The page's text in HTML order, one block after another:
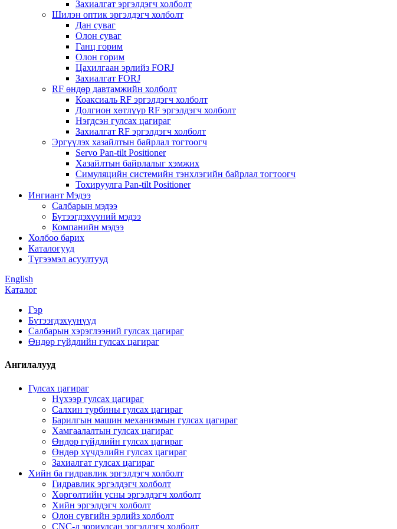
Захиалгат эргэлдэгч холболт
Шилэн оптик эргэлдэгч холболт
Дан суваг
Олон суваг
Ганц горим
Олон горим
Цахилгаан эрлийз FORJ
Захиалгат FORJ
RF өндөр давтамжийн холболт
Коаксиаль RF эргэлдэгч холболт
Долгион хөтлүүр RF эргэлдэгч холболт
Нэгдсэн гулсах цагираг
Захиалгат RF эргэлдэгч холболт
Эргүүлэх хазайлтын байрлал тогтоогч
Servo Pan-tilt Positioner
Хазайлтын байрлалыг хэмжих
Симуляцийн системийн тэнхлэгийн байрлал тогтоогч
Тохируулга Pan-tilt Positioner
Ингиант Мэдээ
Салбарын мэдээ
Бүтээгдэхүүний мэдээ
Компанийн мэдээ
Холбоо барих
Каталогууд
Түгээмэл асуултууд
English
Каталог
Гэр
Бүтээгдэхүүнүүд
Салбарын хэрэглээний гулсах цагираг
Өндөр гүйдлийн гулсах цагираг
Ангилалууд
Гулсах цагираг
Нүхээр гулсах цагираг
Салхин турбины гулсах цагираг
Барилгын машин механизмын гулсах цагираг
Хамгаалалтын гулсах цагираг
Өндөр гүйдлийн гулсах цагираг
Өндөр хүчдэлийн гулсах цагираг
Захиалгат гулсах цагираг
Хийн ба гидравлик эргэлдэгч холболт
Гидравлик эргэлдэгч холболт
Хөргөлтийн усны эргэлдэгч холболт
Хийн эргэлдэгч холболт
Олон сувгийн эрлийз холболт
CNC-д зориулсан эргэлдэгч холболт